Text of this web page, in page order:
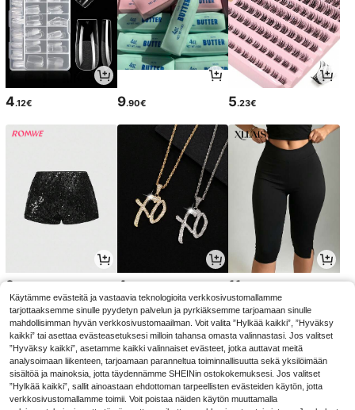
4.12€ 9.90€ 5.23€
9 4 11
Käytämme evästeitä ja vastaavia teknologioita verkkosivustomallamme
tarjottaaksemme sinulle pyydetyn palvelun ja pyrkiäksemme tarjoamaan sinulle
mahdollisimman hyvän verkkosivustomaailman. Voit valita ”Hylkää kaikki”, ”Hyväksy
kaikki” tai asettaa evästeasetuksesi milloin tahansa omasta valinnastasi. Jos valitset
”Hyväksy kaikki”, asetamme kaikki valinnaiset evästeet, jotka auttavat meitä
analysoimaan liikenteen, tarjoamaan paranneltua toiminnallisuutta sekä yksilöimään
sisältöä ja mainoksia, jotta täydennämme SHEINin ostokokemuksesi. Jos valitset
”Hylkää kaikki”, sallit ainoastaan ehdottoman tarpeellisten evästeiden käytön, jotta
verkkosivustomallamme toimii. Voit poistaa näiden käytön muuttamalla